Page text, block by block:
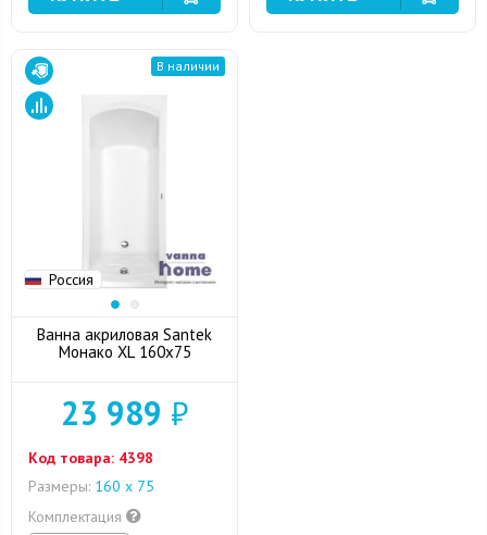
Россия
В наличии
Ванна акриловая Santek
Монако XL 160x75
23 989 ₽
Код товара: 4398
Размеры: 160 х 75
Комплектация